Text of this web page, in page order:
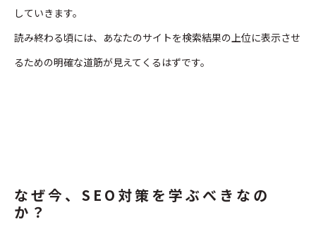
していきます。
読み終わる頃には、あなたのサイトを検索結果の上位に表示させ
るための明確な道筋が見えてくるはずです。
なぜ今、SEO対策を学ぶべきなの
か？